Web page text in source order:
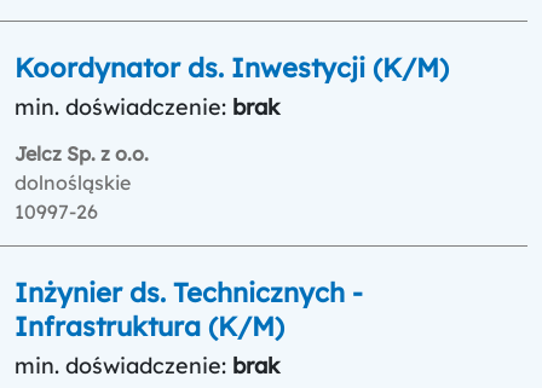
Koordynator ds. Inwestycji (K/M)
min. doświadczenie: brak
Jelcz Sp. z o.o.
dolnośląskie
10997-26
Inżynier ds. Technicznych -
Infrastruktura (K/M)
min. doświadczenie: brak